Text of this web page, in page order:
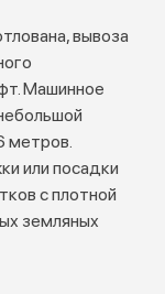
вывоза
Машинное
метров.
или посадки
с плотной
земляных